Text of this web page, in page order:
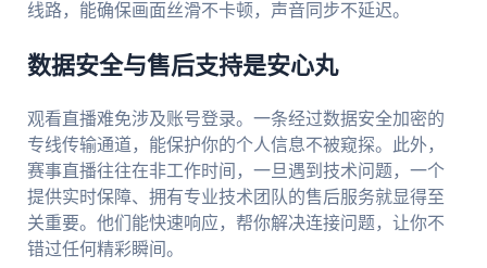
线路，能确保画面丝滑不卡顿，声音同步不延迟。
数据安全与售后支持是安心丸
观看直播难免涉及账号登录。一条经过数据安全加密的
专线传输通道，能保护你的个人信息不被窥探。此外，
赛事直播往往在非工作时间，一旦遇到技术问题，一个
提供实时保障、拥有专业技术团队的售后服务就显得至
关重要。他们能快速响应，帮你解决连接问题，让你不
错过任何精彩瞬间。